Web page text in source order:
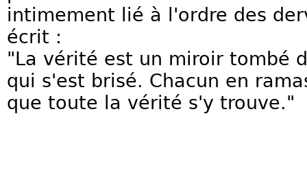
intimement lié à l'ordre des
écrit：
"La vérité est un miroir tombé
qui s'est brisé. Chacun en
que toute la vérité s'y trouve."